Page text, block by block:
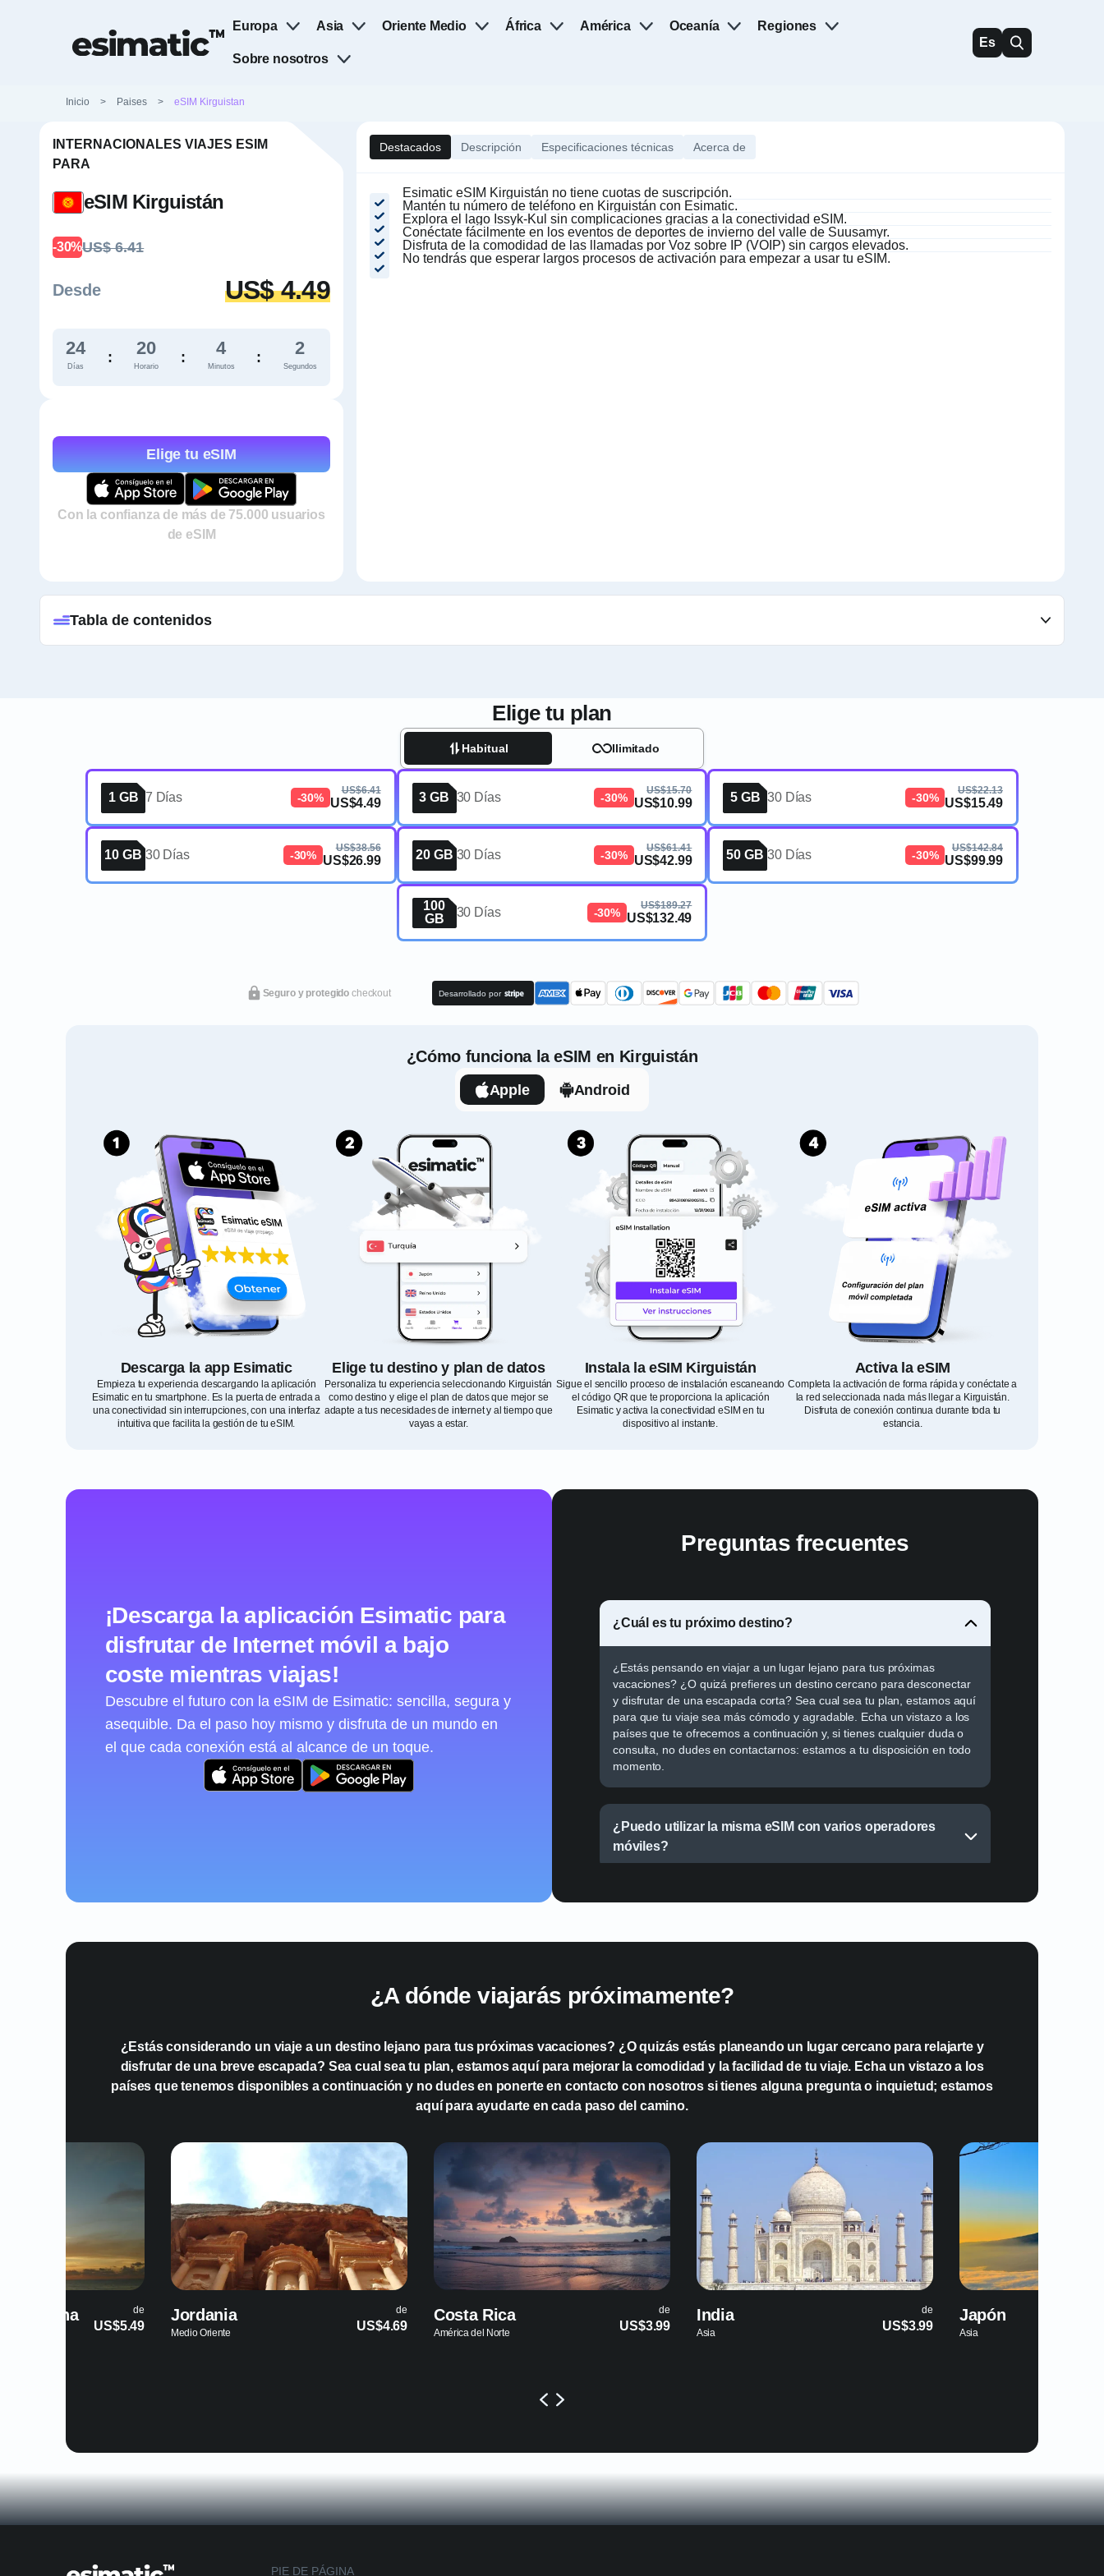
Europa Asia Oriente Medio África América Oceanía Regiones
Sobre nosotros
Es
Inicio > Paises > eSIM Kirguistan
INTERNACIONALES VIAJES ESIM
PARA
eSIM Kirguistán
-30%US$ 6.41
Desde US$ 4.49
24
Días
: 20
Horario
: 4
Minutos
: 1
Segundos
Elige tu eSIM
Con la confianza de más de 75.000 usuarios
de eSIM
Destacados Descripción Especificaciones técnicas Acerca de
Esimatic eSIM Kirguistán no tiene cuotas de suscripción.
Mantén tu número de teléfono en Kirguistán con Esimatic.
Explora el lago Issyk-Kul sin complicaciones gracias a la conectividad eSIM.
Conéctate fácilmente en los eventos de deportes de invierno del valle de Suusamyr.
Disfruta de la comodidad de las llamadas por Voz sobre IP (VOIP) sin cargos elevados.
No tendrás que esperar largos procesos de activación para empezar a usar tu eSIM.
Tabla de contenidos
Elige tu plan
Habitual Ilimitado
1 GB 7 Días -30%
US$6.41
US$4.49 3 GB 30 Días -30%
US$15.70
US$10.99 5 GB 30 Días -30%
US$22.13
US$15.49
10 GB 30 Días -30%
US$38.56
US$26.99 20 GB 30 Días -30%
US$61.41
US$42.99 50 GB 30 Días -30%
US$142.84
US$99.99
100
GB
30 Días -30%
US$189.27
US$132.49
Seguro y protegido checkout Desarrollado por
¿Cómo funciona la eSIM en Kirguistán
Apple Android
Descarga la app Esimatic
Empieza tu experiencia descargando la aplicación
Esimatic en tu smartphone. Es la puerta de entrada a
una conectividad sin interrupciones, con una interfaz
intuitiva que facilita la gestión de tu eSIM.
Elige tu destino y plan de datos
Personaliza tu experiencia seleccionando Kirguistán
como destino y elige el plan de datos que mejor se
adapte a tus necesidades de internet y al tiempo que
vayas a estar.
Instala la eSIM Kirguistán
Sigue el sencillo proceso de instalación escaneando
el código QR que te proporciona la aplicación
Esimatic y activa la conectividad eSIM en tu
dispositivo al instante.
Activa la eSIM
Completa la activación de forma rápida y conéctate a
la red seleccionada nada más llegar a Kirguistán.
Disfruta de conexión continua durante toda tu
estancia.
¡Descarga la aplicación Esimatic para
disfrutar de Internet móvil a bajo
coste mientras viajas!
Descubre el futuro con la eSIM de Esimatic: sencilla, segura y
asequible. Da el paso hoy mismo y disfruta de un mundo en
el que cada conexión está al alcance de un toque.
Preguntas frecuentes
¿Cuál es tu próximo destino?
¿Estás pensando en viajar a un lugar lejano para tus próximas
vacaciones? ¿O quizá prefieres un destino cercano para desconectar
y disfrutar de una escapada corta? Sea cual sea tu plan, estamos aquí
para que tu viaje sea más cómodo y agradable. Echa un vistazo a los
países que te ofrecemos a continuación y, si tienes cualquier duda o
consulta, no dudes en contactarnos: estamos a tu disposición en todo
momento.
¿Puedo utilizar la misma eSIM con varios operadores
móviles?
durante mi estancia?
¿A dónde viajarás próximamente?
¿Estás considerando un viaje a un destino lejano para tus próximas vacaciones? ¿O quizás estás planeando un lugar cercano para relajarte y
disfrutar de una breve escapada? Sea cual sea tu plan, estamos aquí para mejorar la comodidad y la facilidad de tu viaje. Echa un vistazo a los
países que tenemos disponibles a continuación y no dudes en ponerte en contacto con nosotros si tienes alguna pregunta o inquietud; estamos
aquí para ayudarte en cada paso del camino.
Jordania de
US$4.69
de
US$3.99 US$3.99
PIE DE PÁGINA